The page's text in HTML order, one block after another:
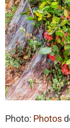
Photo: Photos